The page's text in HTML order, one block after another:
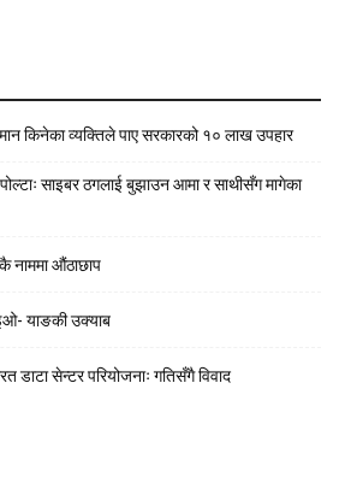
किनेका व्यक्तिले पाए सरकारको १० लाख उपहार
पोल्टाः साइबर ठगलाई बुझाउन आमा र साथीसँग मागेका
नाममा औंठाछाप
याङकी उक्याब
डाटा सेन्टर परियोजनाः गतिसँगै विवाद